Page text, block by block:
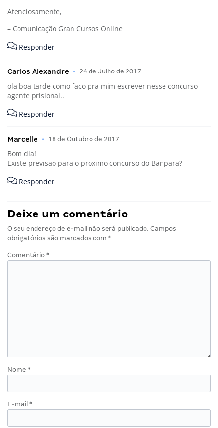
Atenciosamente,
– Comunicação Gran Cursos Online
Responder
Carlos Alexandre • 24 de Julho de 2017
ola boa tarde como faco pra mim escrever nesse concurso
agente prisional..
Responder
Marcelle • 18 de Outubro de 2017
Bom dia!
Existe previsão para o próximo concurso do Banpará?
Responder
Deixe um comentário
O seu endereço de e-mail não será publicado. Campos
obrigatórios são marcados com *
Comentário *
Nome *
E-mail *